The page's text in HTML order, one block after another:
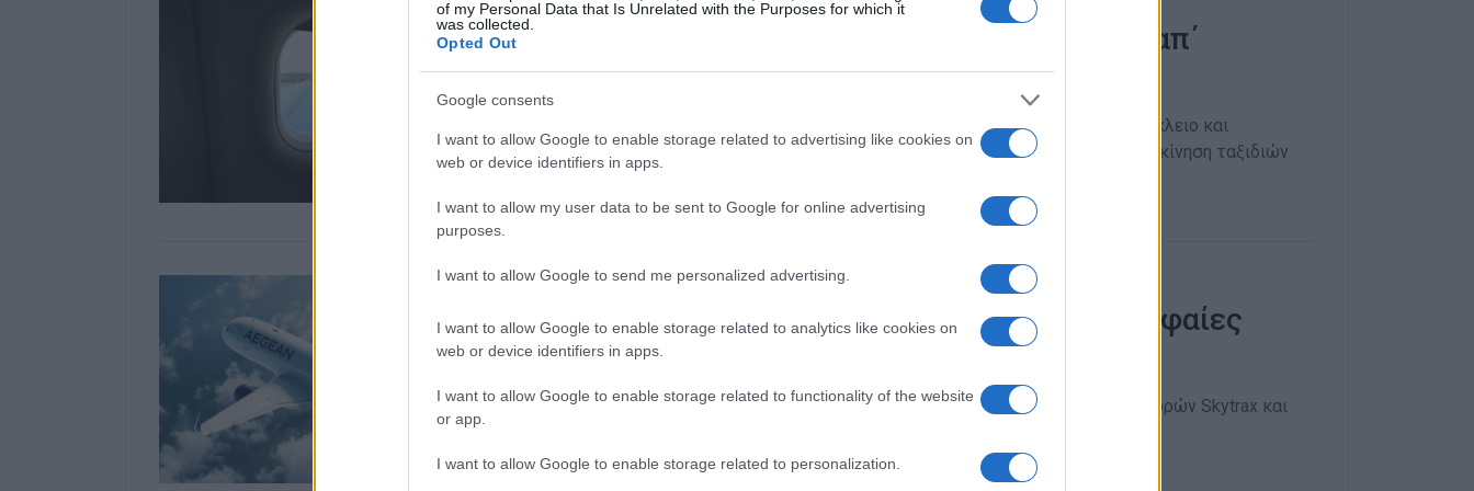
of my Personal Data that Is Unrelated with the Purposes for which it
was collected.
Opted Out
Google consents
I want to allow Google to enable storage related to advertising like cookies on
web or device identifiers in apps.
I want to allow my user data to be sent to Google for online advertising
purposes.
I want to allow Google to send me personalized advertising.
I want to allow Google to enable storage related to analytics like cookies on
web or device identifiers in apps.
I want to allow Google to enable storage related to functionality of the website
or app.
I want to allow Google to enable storage related to personalization.
21 NOV 2020/17:29
Από Κέρκυρα σε κομβικούς προορισμούς απ΄
ευθείας με την Aegean
Τριαντατρία (33) νέα ταξίδια το 2021 για Κέρκυρα, Μύκονο, Σαντορίνη, Ηράκλειο και
Θεσσαλονίκη. Από τον Μάιο του 2021, προεξοφλώντας τη δυναμική επανεκκίνηση ταξιδιών
Διεθνής διάκριση για Aegean - Στις 4 κορυφαίες
αεροπορικές εταιρείες παγκοσμίως
Η διάκριση προέρχεται από τον διεθνή οργανισμό αξιολόγησης αερομεταφορών Skytrax και